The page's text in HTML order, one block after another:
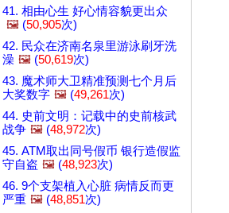
41. 相由心生 好心情容貌更出众
🖼️ (50,905次)
42. 民众在济南名泉里游泳刷牙洗
澡 🖼️ (50,619次)
43. 魔术师大卫精准预测七个月后
大奖数字 🖼️ (49,261次)
44. 史前文明：记载中的史前核武
战争 🖼️ (48,972次)
45. ATM取出同号假币 银行造假监
守自盗 🖼️ (48,923次)
46. 9个支架植入心脏 病情反而更
严重 🖼️ (48,851次)